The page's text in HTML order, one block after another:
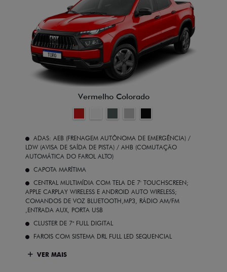
Vermelho Colorado
ADAS: AEB (FRENAGEM AUTÔNOMA DE EMERGÊNCIA) /
LDW (AVISA DE SAÍDA DE PISTA) / AHB (COMUTAÇÃO
AUTOMÁTICA DO FAROL ALTO)
CAPOTA MARÍTIMA
CENTRAL MULTIMÍDIA COM TELA DE 7' TOUCHSCREEN;
APPLE CARPLAY WIRELESS E ANDROID AUTO WIRELESS;
COMANDOS DE VOZ BLUETOOTH,MP3, RÁDIO AM/FM
,ENTRADA AUX, PORTA USB
CLUSTER DE 7" FULL DIGITAL
FAROIS COM SISTEMA DRL FULL LED SEQUENCIAL
VER MAIS